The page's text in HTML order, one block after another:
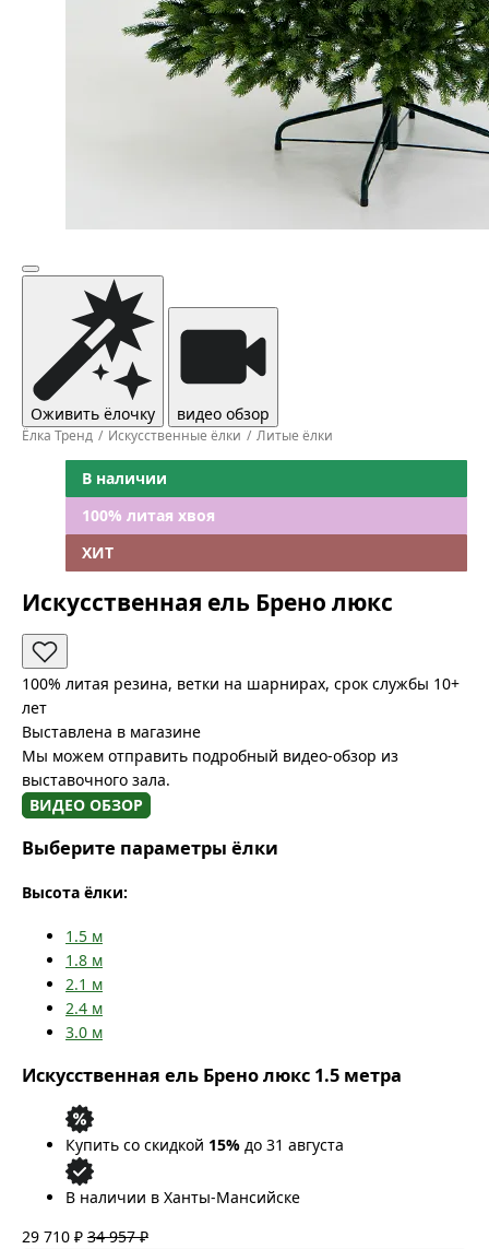
Оживить ёлочку видео обзор
Ёлка Тренд Искусственные ёлки Литые ёлки
В наличии
100% литая хвоя
ХИТ
Искусственная ель Брено люкс
100% литая резина, ветки на шарнирах, срок службы 10+
лет
Выставлена в магазине
Мы можем отправить подробный видео-обзор из
выставочного зала.
ВИДЕО ОБЗОР
Выберите параметры ёлки
Высота ёлки:
1.5 м
1.8 м
2.1 м
2.4 м
3.0 м
Искусственная ель Брено люкс 1.5 метра
Купить со скидкой 15% до 31 августа
В наличии в Ханты-Мансийске
29 710 ₽ 34 957 ₽